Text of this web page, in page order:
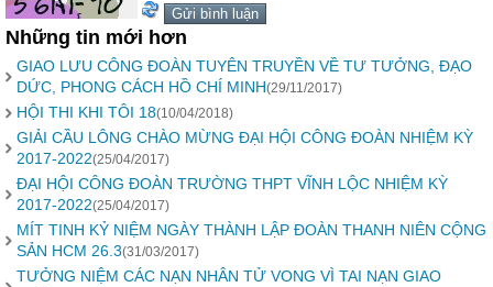
Những tin mới hơn
GIAO LƯU CÔNG ĐOÀN TUYÊN TRUYỀN VỀ TƯ TƯỞNG, ĐẠO
DỨC, PHONG CÁCH HỒ CHÍ MINH(29/11/2017)
HỘI THI KHI TÔI 18(10/04/2018)
GIẢI CẦU LÔNG CHÀO MỪNG ĐẠI HỘI CÔNG ĐOÀN NHIỆM KỲ
2017-2022(25/04/2017)
ĐẠI HỘI CÔNG ĐOÀN TRƯỜNG THPT VĨNH LỘC NHIỆM KỲ
2017-2022(25/04/2017)
MÍT TINH KỶ NIỆM NGÀY THÀNH LẬP ĐOÀN THANH NIÊN CỘNG
SẢN HCM 26.3(31/03/2017)
TƯỞNG NIỆM CÁC NẠN NHÂN TỬ VONG VÌ TAI NẠN GIAO